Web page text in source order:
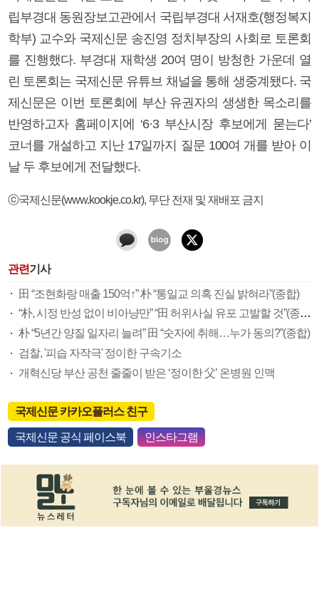
립부경대 동원장보고관에서 국립부경대 서재호(행정복지
학부) 교수와 국제신문 송진영 정치부장의 사회로 토론회
를 진행했다. 부경대 재학생 20여 명이 방청한 가운데 열
린 토론회는 국제신문 유튜브 채널을 통해 생중계됐다. 국
제신문은 이번 토론회에 부산 유권자의 생생한 목소리를
반영하고자 홈페이지에 ‘6·3 부산시장 후보에게 묻는다’
코너를 개설하고 지난 17일까지 질문 100여 개를 받아 이
날 두 후보에게 전달했다.
ⓒ국제신문(www.kookje.co.kr), 무단 전재 및 재배포 금지
관련기사
田 “조현화랑 매출 150억↑” 朴 “통일교 의혹 진실 밝혀라”(종합)
“朴, 시정 반성 없이 비아냥만” “田 허위사실 유포 고발할 것”(종합)
朴 “5년간 양질 일자리 늘려” 田 “숫자에 취해…누가 동의?”(종합)
검찰, '피습 자작극' 정이한 구속기소
개혁신당 부산 공천 줄줄이 받은 ‘정이한 父’ 온병원 인맥
국제신문 카카오플러스 친구
국제신문 공식 페이스북 인스타그램